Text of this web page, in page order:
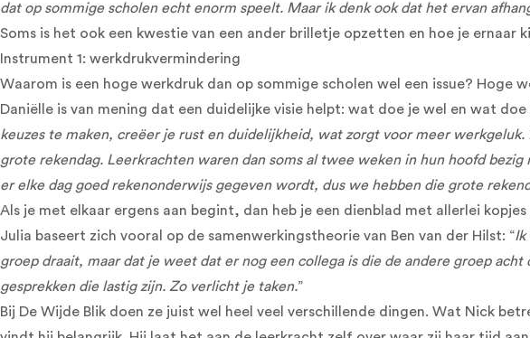
dat op sommige scholen echt enorm speelt. Maar ik denk ook dat het ervan
Soms is het ook een kwestie van een ander brilletje opzetten en hoe je ernaar
Instrument 1: werkdrukvermindering
Waarom is een hoge werkdruk dan op sommige scholen wel een issue?
Daniëlle is van mening dat een duidelijke visie helpt: wat doe je wel en wat
keuzes te maken, creëer je rust en duidelijkheid, wat zorgt voor meer werkgeluk.
grote rekendag. Leerkrachten waren dan soms al twee weken in hun hoofd
er elke dag goed rekenonderwijs gegeven wordt, dus we hebben die grote
Als je met elkaar ergens aan begint, dan heb je een dienblad met allerlei
Julia baseert zich vooral op de samenwerkingstheorie van Ben van der Hilst: “Ik
groep draait, maar dat je weet dat er nog een collega is die de andere groep
gesprekken die lastig zijn. Zo verlicht je taken.”
Bij De Wijde Blik doen ze juist wel heel veel verschillende dingen. Wat Nick